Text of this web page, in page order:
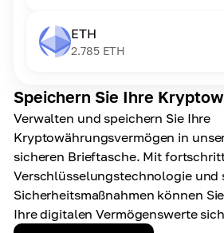
Speichern Sie Ihre
Verwalten und speichern Sie Ihre
Kryptowährungsvermögen in
sicheren Brieftasche. Mit
Verschlüsselungstechnologie und
Sicherheitsmaßnahmen können
Ihre digitalen Vermögenswerte
ETH
2.785 ETH